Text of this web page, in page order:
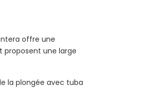
offre une
proposent une large
la plongée avec tuba